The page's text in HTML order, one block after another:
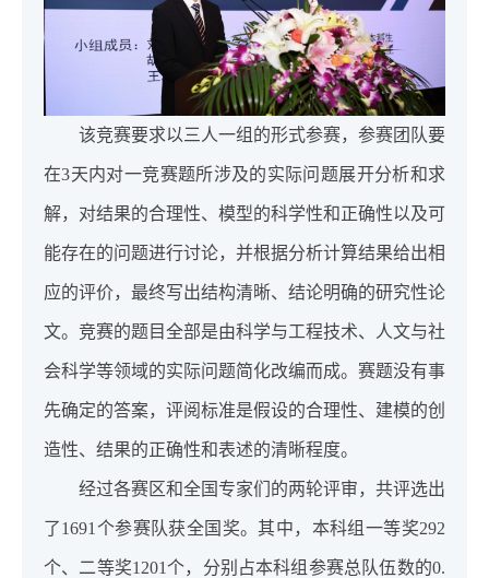
该竞赛要求以三人一组的形式参赛，参赛团队要
在3天内对一竞赛题所涉及的实际问题展开分析和求
解，对结果的合理性、模型的科学性和正确性以及可
能存在的问题进行讨论，并根据分析计算结果给出相
应的评价，最终写出结构清晰、结论明确的研究性论
文。竞赛的题目全部是由科学与工程技术、人文与社
会科学等领域的实际问题简化改编而成。赛题没有事
先确定的答案，评阅标准是假设的合理性、建模的创
造性、结果的正确性和表述的清晰程度。
经过各赛区和全国专家们的两轮评审，共评选出
了1691个参赛队获全国奖。其中，本科组一等奖292
个、二等奖1201个，分别占本科组参赛总队伍数的0.